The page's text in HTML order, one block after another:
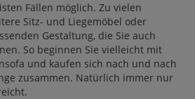
Fällen möglich. Zu vielen
Sitz- und Liegemöbel oder
Gestaltung, die Sie auch
So beginnen Sie vielleicht mit
und kaufen sich nach und nach
zusammen. Natürlich immer nur